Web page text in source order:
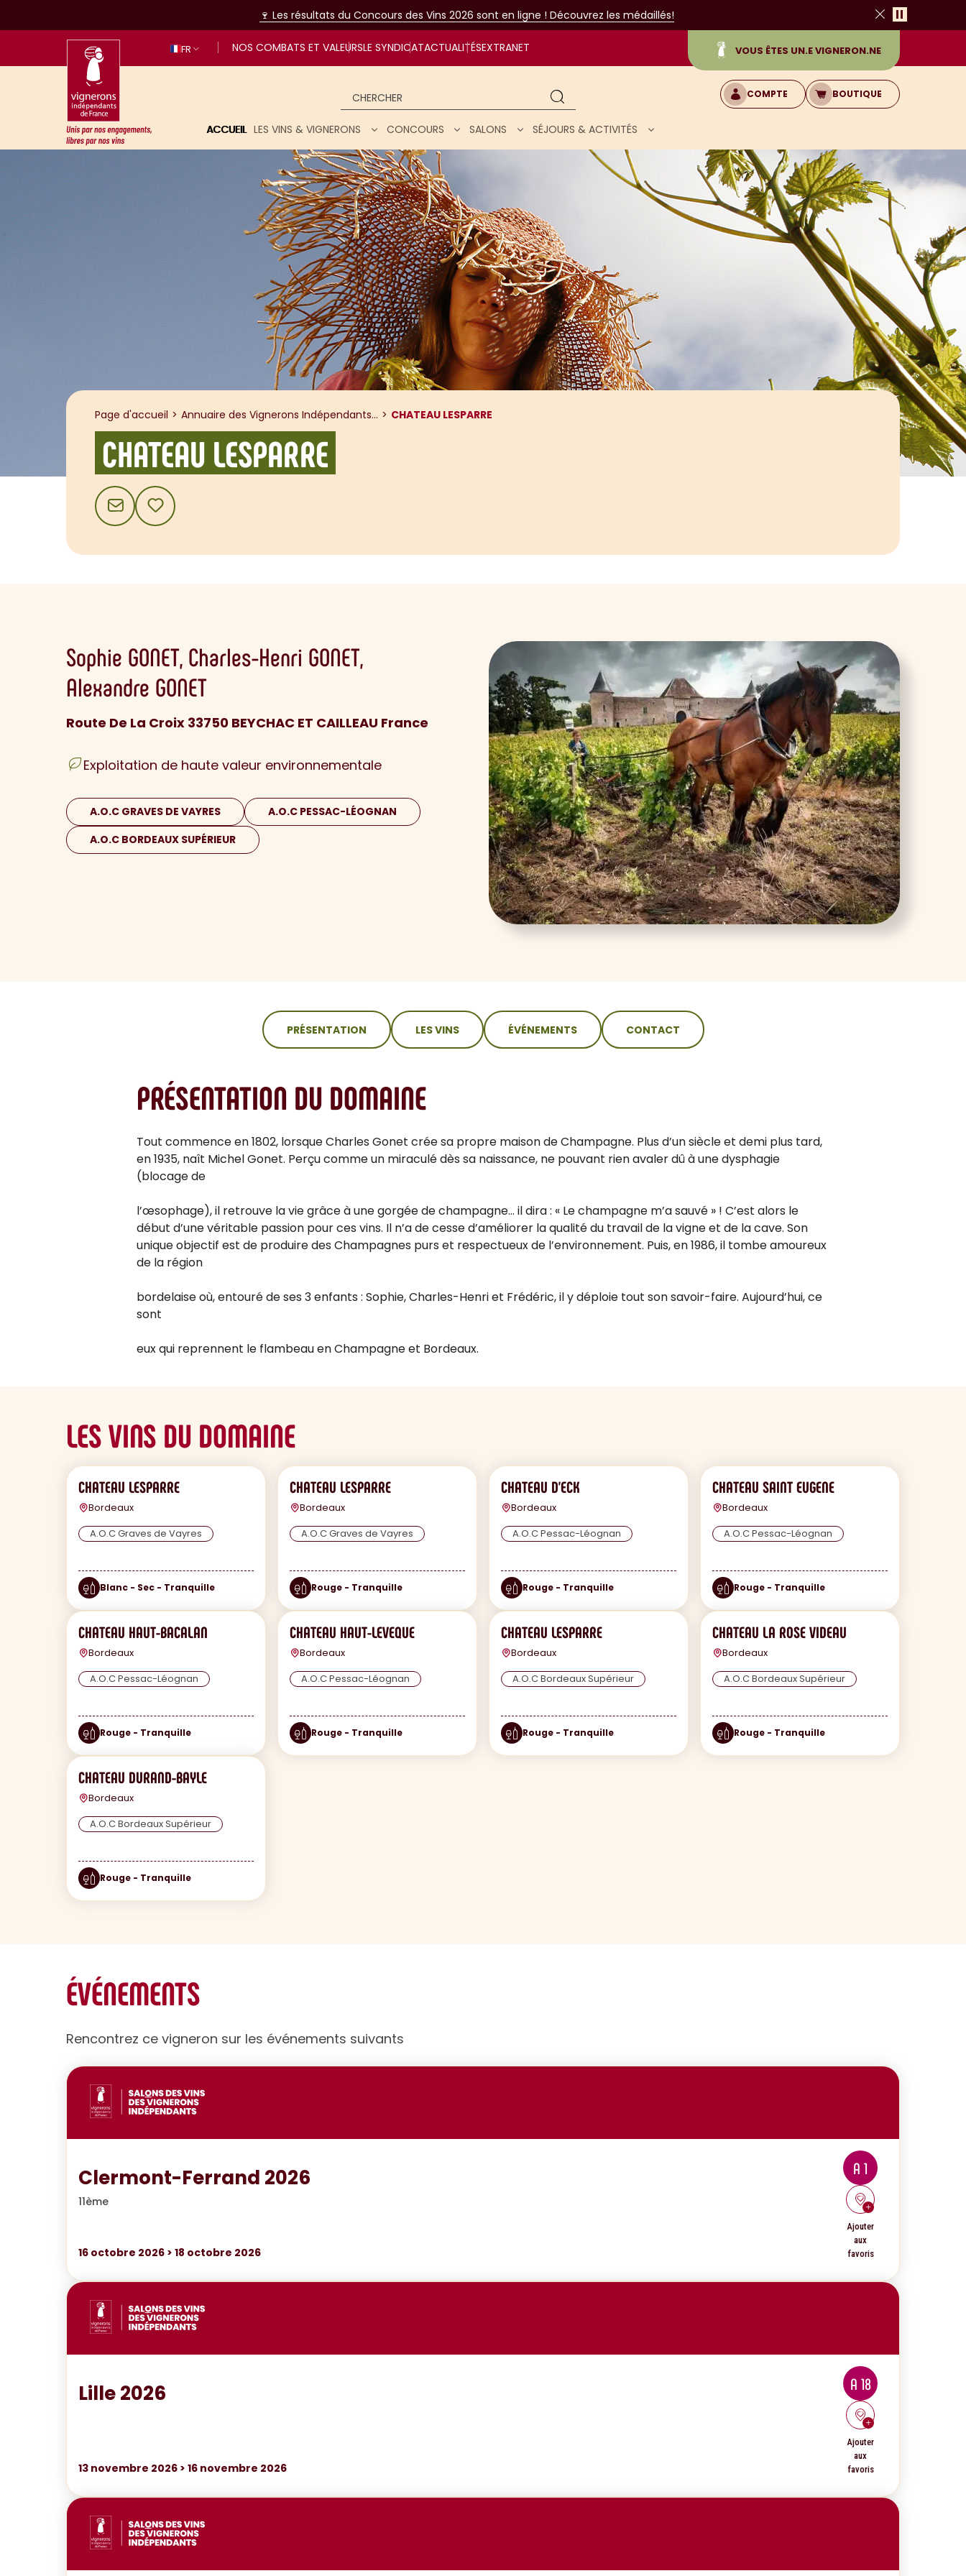
🍷 Les résultats du Concours des Vins 2026 sont en ligne ! Découvrez les médaillés!
Fermer
FR NOS COMBATS ET VALEURSLE SYNDICATACTUALITÉSEXTRANET VOUS ÊTES UN.E VIGNERON.NE
Unis par nos engagements, libres par nos vins
Chercher
COMPTE BOUTIQUE
ACCUEIL LES VINS & VIGNERONS CONCOURS SALONS SÉJOURS & ACTIVITÉS
Page d'accueil Annuaire des Vignerons Indépendants... CHATEAU LESPARRE
CHATEAU LESPARRE
CONTACTAJOUTER AUX FAVORIS
Sophie GONET Charles-Henri GONET
Alexandre GONET
Route De La Croix 33750 BEYCHAC ET CAILLEAU France
Exploitation de haute valeur environnementale
A.O.C GRAVES DE VAYRES
A.O.C PESSAC-LÉOGNAN
A.O.C BORDEAUX SUPÉRIEUR
PRÉSENTATION LES VINS ÉVÉNEMENTS CONTACT
PRÉSENTATION DU DOMAINE
Tout commence en 1802, lorsque Charles Gonet crée sa propre maison de Champagne. Plus d’un siècle et demi plus tard,
en 1935, naît Michel Gonet. Perçu comme un miraculé dès sa naissance, ne pouvant rien avaler dû à une dysphagie
(blocage de
l’œsophage), il retrouve la vie grâce à une gorgée de champagne... il dira : « Le champagne m’a sauvé » ! C’est alors le
début d’une véritable passion pour ces vins. Il n’a de cesse d’améliorer la qualité du travail de la vigne et de la cave. Son
unique objectif est de produire des Champagnes purs et respectueux de l’environnement. Puis, en 1986, il tombe amoureux
de la région
bordelaise où, entouré de ses 3 enfants : Sophie, Charles-Henri et Frédéric, il y déploie tout son savoir-faire. Aujourd’hui, ce
sont
eux qui reprennent le flambeau en Champagne et Bordeaux.
LES VINS DU DOMAINE
CHATEAU LESPARRE
Bordeaux
A.O.C Graves de Vayres
Blanc - Sec - Tranquille
CHATEAU LESPARRE
Bordeaux
A.O.C Graves de Vayres
Rouge - Tranquille
CHATEAU D'ECK
Bordeaux
A.O.C Pessac-Léognan
Rouge - Tranquille
CHATEAU SAINT EUGENE
Bordeaux
A.O.C Pessac-Léognan
Rouge - Tranquille
CHATEAU HAUT-BACALAN
Bordeaux
A.O.C Pessac-Léognan
Rouge - Tranquille
CHATEAU HAUT-LEVEQUE
Bordeaux
A.O.C Pessac-Léognan
Rouge - Tranquille
CHATEAU LESPARRE
Bordeaux
A.O.C Bordeaux Supérieur
Rouge - Tranquille
CHATEAU LA ROSE VIDEAU
Bordeaux
A.O.C Bordeaux Supérieur
Rouge - Tranquille
CHATEAU DURAND-BAYLE
Bordeaux
A.O.C Bordeaux Supérieur
Rouge - Tranquille
ÉVÉNEMENTS
Rencontrez ce vigneron sur les événements suivants
Clermont-Ferrand 2026
11ème
16 octobre 2026 > 18 octobre 2026
A 1
Ajouter
aux
favoris
Lille 2026
13 novembre 2026 > 16 novembre 2026
A 18
Ajouter
aux
favoris